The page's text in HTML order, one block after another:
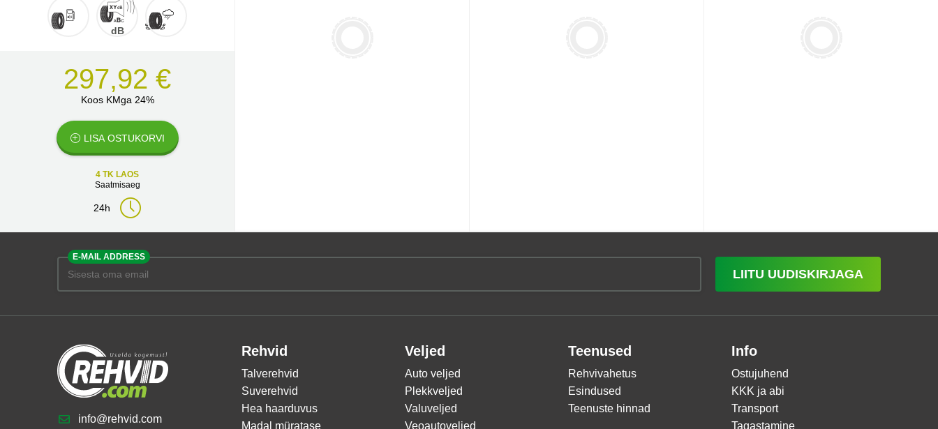
dB
297,92 €
Koos KMga 24%
LISA OSTUKORVI
4 TK LAOS
Saatmisaeg
24h
E-MAIL ADDRESS
LIITU UUDISKIRJAGA
info@rehvid.com
Rehvid
Talverehvid
Suverehvid
Hea haarduvus
Madal müratase
Veljed
Auto veljed
Plekkveljed
Valuveljed
Veoautoveljed
Teenused
Rehvivahetus
Esindused
Teenuste hinnad
Info
Ostujuhend
KKK ja abi
Transport
Tagastamine